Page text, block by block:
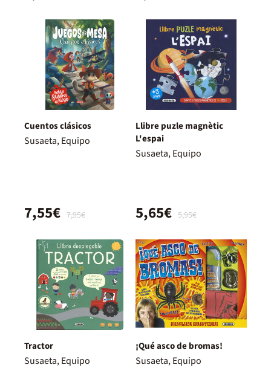
Cuentos clásicos
Susaeta, Equipo
7,95€
7,55€
Llibre puzle magnètic
L'espai
Susaeta, Equipo
5,95€
5,65€
Tractor
Susaeta, Equipo
¡Qué asco de bromas!
Susaeta, Equipo